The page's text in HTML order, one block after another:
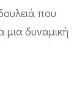
που
μια δυναμική